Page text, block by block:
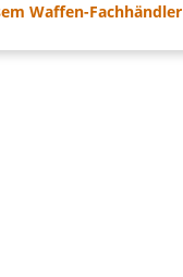
Waffen-Fachhändler